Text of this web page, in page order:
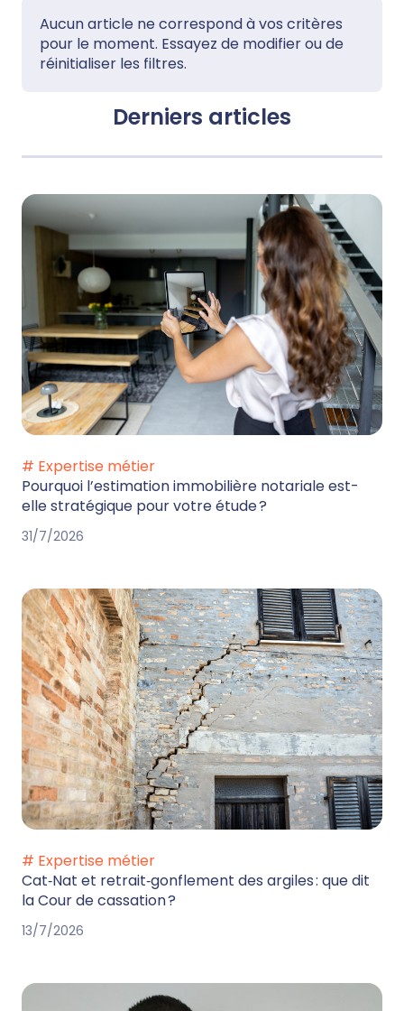
Aucun article ne correspond à vos critères
pour le moment. Essayez de modifier ou de
réinitialiser les filtres.
Derniers articles
# Expertise métier
Pourquoi l’estimation immobilière notariale est-
elle stratégique pour votre étude ?
31/7/2026
# Expertise métier
Cat‑Nat et retrait‑gonflement des argiles : que dit
la Cour de cassation ?
13/7/2026